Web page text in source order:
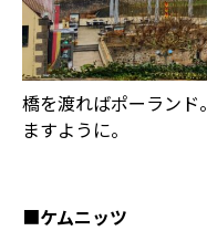
橋を渡ればポーランド
ますように。
■ケムニッツ